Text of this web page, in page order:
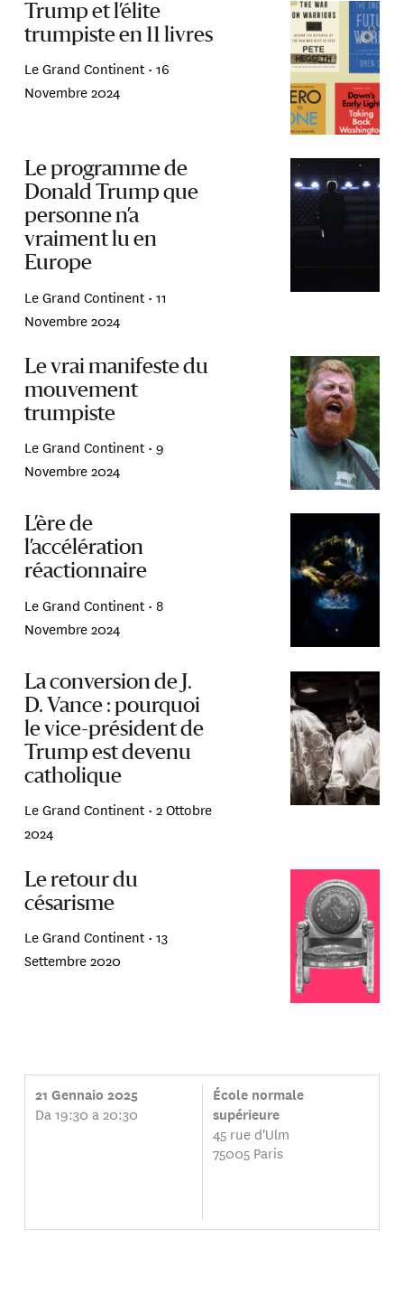
Trump et l’élite
trumpiste en 11 livres
Le Grand Continent •16
Novembre 2024
Le programme de
Donald Trump que
personne n’a
vraiment lu en
Europe
Le Grand Continent •11
Novembre 2024
Le vrai manifeste du
mouvement
trumpiste
Le Grand Continent •9
Novembre 2024
L’ère de
l’accélération
réactionnaire
Le Grand Continent • 8
Novembre 2024
La conversion de J.
D. Vance : pourquoi
le vice-président de
Trump est devenu
catholique
Le Grand Continent •2 Ottobre
2024
Le retour du
césarisme
Le Grand Continent •13
Settembre 2020
21 Gennaio 2025
Da 19:30 a 20:30
École normale
supérieure
45 rue d'Ulm
75005 Paris